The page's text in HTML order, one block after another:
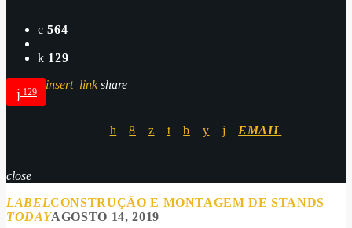
564
129
129
insert_link share
EMAIL
close
LABELCONSTRUÇÃO E MONTAGEM DE STANDS
TODAYAGOSTO 14, 2019